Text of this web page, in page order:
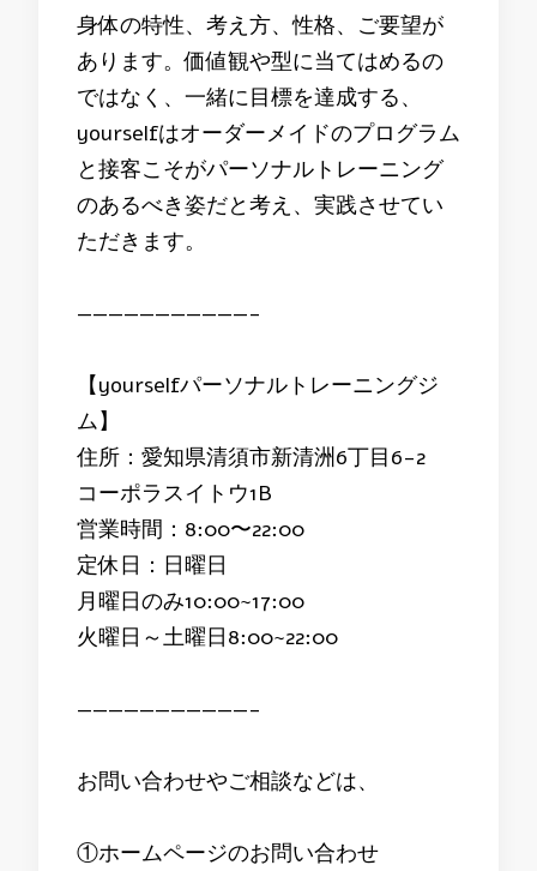
身体の特性、考え方、性格、ご要望が
あります。価値観や型に当てはめるの
ではなく、一緒に目標を達成する、
yourselfはオーダーメイドのプログラム
と接客こそがパーソナルトレーニング
のあるべき姿だと考え、実践させてい
ただきます。
———————————-
【yourselfパーソナルトレーニングジ
ム】
住所：愛知県清須市新清洲6丁目6-2
コーポラスイトウ1B
営業時間：8:00〜22:00
定休日：日曜日
月曜日のみ10:00~17:00
火曜日～土曜日8:00~22:00
———————————-
お問い合わせやご相談などは、
①ホームページのお問い合わせ